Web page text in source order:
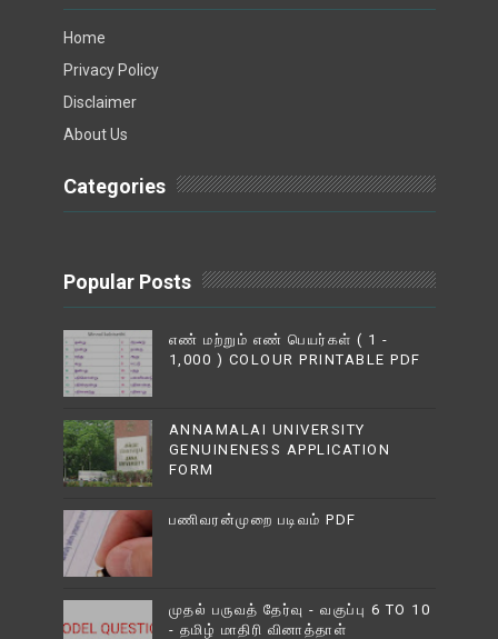
Home
Privacy Policy
Disclaimer
About Us
Categories
Popular Posts
எண் மற்றும் எண் பெயர்கள் ( 1 -
1,000 ) COLOUR PRINTABLE PDF
ANNAMALAI UNIVERSITY
GENUINENESS APPLICATION
FORM
பணிவரன்முறை படிவம் PDF
முதல் பருவத் தேர்வு - வகுப்பு 6 TO 10
- தமிழ் மாதிரி வினாத்தாள்